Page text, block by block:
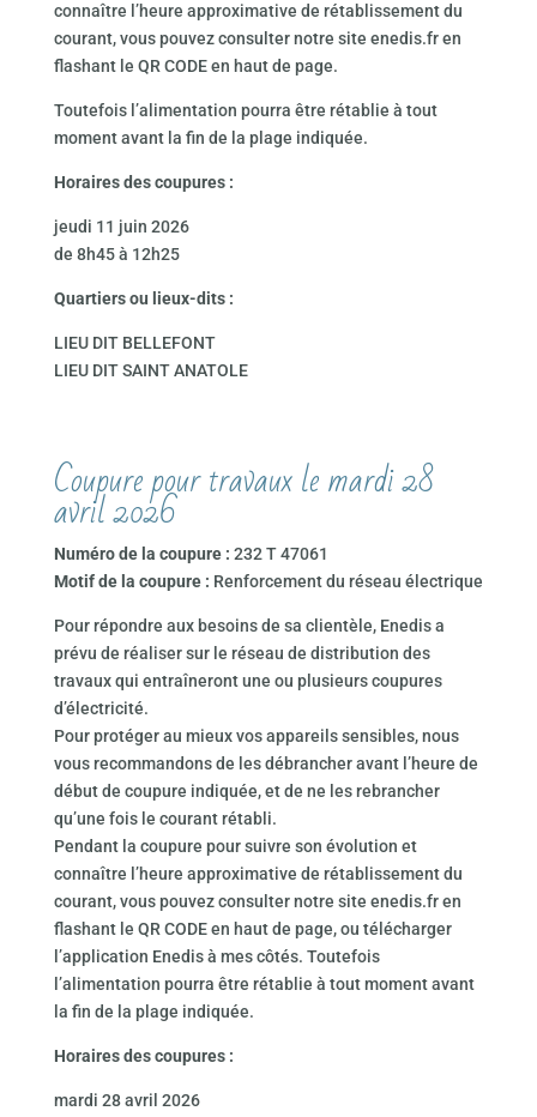
connaître l’heure approximative de rétablissement du
courant, vous pouvez consulter notre site enedis.fr en
flashant le QR CODE en haut de page.
Toutefois l’alimentation pourra être rétablie à tout
moment avant la fin de la plage indiquée.
Horaires des coupures :
jeudi 11 juin 2026
de 8h45 à 12h25
Quartiers ou lieux-dits :
LIEU DIT BELLEFONT
LIEU DIT SAINT ANATOLE
Coupure pour travaux le mardi 28
avril 2026
Numéro de la coupure : 232 T 47061
Motif de la coupure : Renforcement du réseau électrique
Pour répondre aux besoins de sa clientèle, Enedis a
prévu de réaliser sur le réseau de distribution des
travaux qui entraîneront une ou plusieurs coupures
d’électricité.
Pour protéger au mieux vos appareils sensibles, nous
vous recommandons de les débrancher avant l’heure de
début de coupure indiquée, et de ne les rebrancher
qu’une fois le courant rétabli.
Pendant la coupure pour suivre son évolution et
connaître l’heure approximative de rétablissement du
courant, vous pouvez consulter notre site enedis.fr en
flashant le QR CODE en haut de page, ou télécharger
l’application Enedis à mes côtés. Toutefois
l’alimentation pourra être rétablie à tout moment avant
la fin de la plage indiquée.
Horaires des coupures :
mardi 28 avril 2026